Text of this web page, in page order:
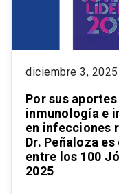
diciembre 3, 2025
Por sus aportes
inmunología e
en infecciones
Dr. Peñaloza
entre los 100
2025